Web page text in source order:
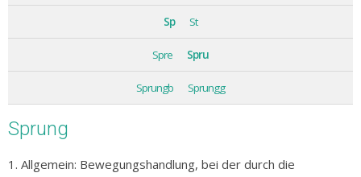
Sp St
Spre Spru
Sprungb Sprungg
Sprung
1. Allgemein: Bewegungshandlung, bei der durch die